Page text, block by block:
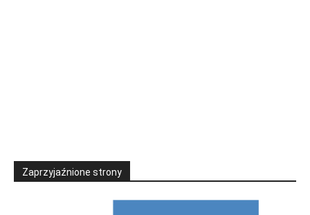
Zaprzyjaźnione strony